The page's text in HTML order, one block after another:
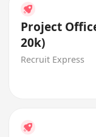
Project
20k)
Recruit Express